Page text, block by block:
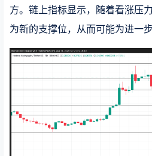
方。链上指标显示，随着看涨压
为新的支撑位，从而可能为进一